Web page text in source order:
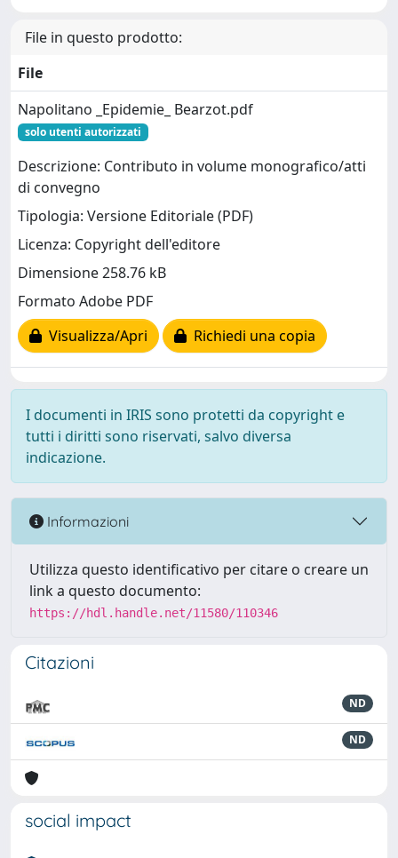
File in questo prodotto:
File
Napolitano _Epidemie_ Bearzot.pdf
solo utenti autorizzati
Descrizione: Contributo in volume monografico/atti
di convegno
Tipologia: Versione Editoriale (PDF)
Licenza: Copyright dell'editore
Dimensione 258.76 kB
Formato Adobe PDF
Visualizza/Apri
Richiedi una copia
I documenti in IRIS sono protetti da copyright e
tutti i diritti sono riservati, salvo diversa
indicazione.
Informazioni
Utilizza questo identificativo per citare o creare un
link a questo documento:
https://hdl.handle.net/11580/110346
Citazioni
ND
ND
social impact